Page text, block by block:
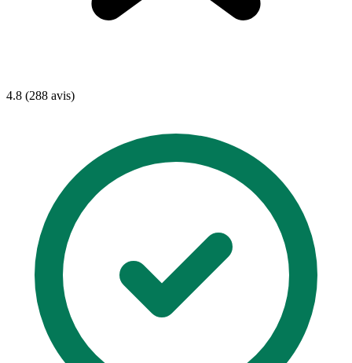
4.8 (288 avis)